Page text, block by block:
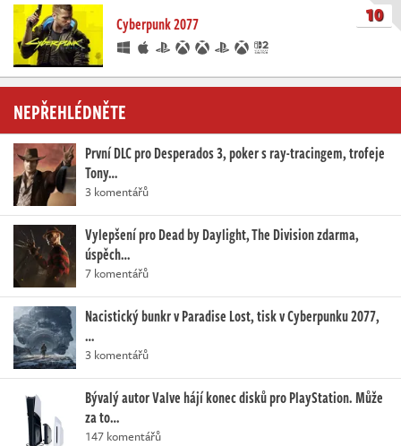
Cyberpunk 2077 10
NEPŘEHLÉDNĚTE
První DLC pro Desperados 3, poker s ray-tracingem, trofeje
Tony…
3 komentářů
Vylepšení pro Dead by Daylight, The Division zdarma,
úspěch…
7 komentářů
Nacistický bunkr v Paradise Lost, tisk v Cyberpunku 2077,
…
3 komentářů
Bývalý autor Valve hájí konec disků pro PlayStation. Může
za to…
147 komentářů